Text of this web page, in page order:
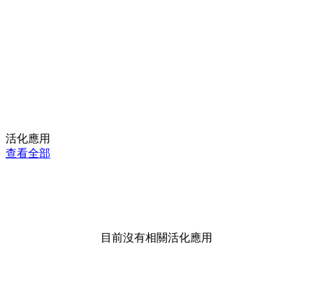
活化應用
查看全部
目前沒有相關活化應用